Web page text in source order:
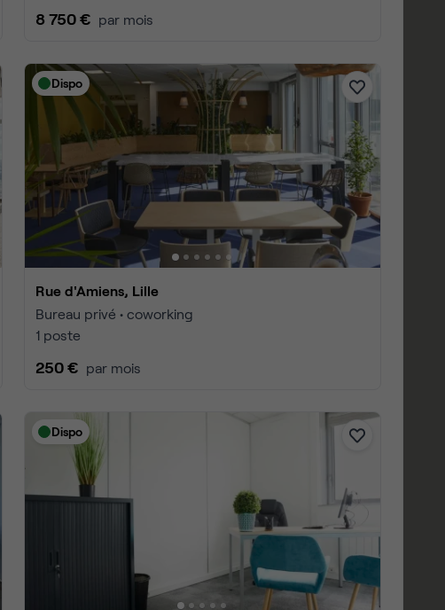
8 750 € par mois
Dispo
Rue d'Amiens, Lille
Bureau privé • coworking
1 poste
250 € par mois
Dispo